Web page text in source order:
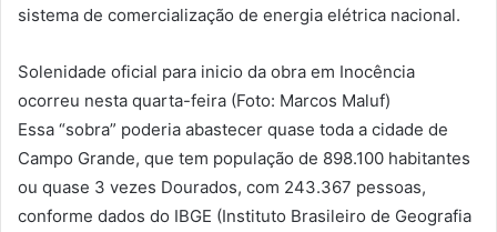
sistema de comercialização de energia elétrica nacional.
Solenidade oficial para inicio da obra em Inocência
ocorreu nesta quarta-feira (Foto: Marcos Maluf)
Essa “sobra” poderia abastecer quase toda a cidade de
Campo Grande, que tem população de 898.100 habitantes
ou quase 3 vezes Dourados, com 243.367 pessoas,
conforme dados do IBGE (Instituto Brasileiro de Geografia